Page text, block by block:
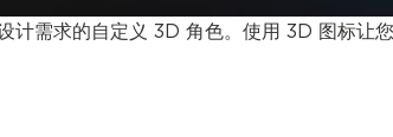
计需求的自定义 3D 角色。使用 3D 图标让